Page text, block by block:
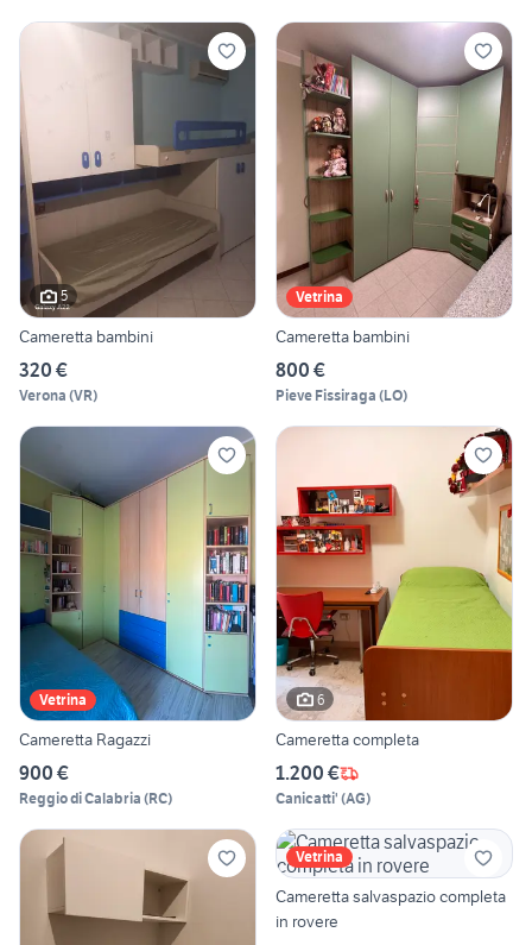
5
Cameretta bambini
320 €
Verona (VR)
Vetrina
Cameretta bambini
800 €
Pieve Fissiraga (LO)
Vetrina
Cameretta Ragazzi
900 €
Reggio di Calabria (RC)
6
Cameretta completa
1.200 €
Canicatti' (AG)
Vetrina
Cameretta salvaspazio completa
in rovere